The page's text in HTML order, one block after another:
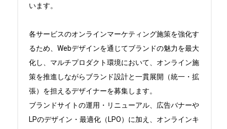
います。
各サービスのオンラインマーケティング施策を強化す
るため、Webデザインを通じてブランドの魅力を最大
化し、マルチプロダクト環境において、オンライン施
策を推進しながらブランド設計と一貫展開（統一・拡
張）を担えるデザイナーを募集します。
ブランドサイトの運用・リニューアル、広告バナーや
LPのデザイン・最適化（LPO）に加え、オンラインキ